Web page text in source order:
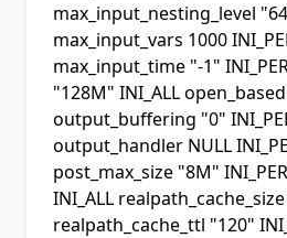
max_input_nesting_level
max_input_vars 1000
max_input_time "-1"
"128M" INI_ALL
output_buffering "0"
output_handler NULL
post_max_size "8M"
INI_ALL realpath_cache_size
realpath_cache_ttl "120"